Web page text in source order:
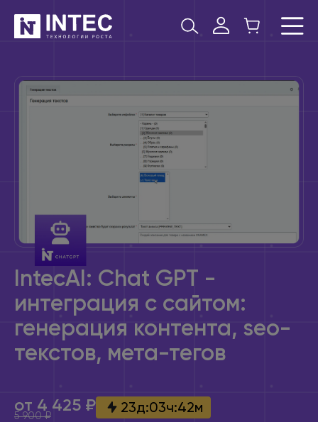
IntecAI: Chat GPT -
интеграция с сайтом:
генерация контента, seo-
текстов, мета-тегов
от 4 425 ₽
5 900 ₽ 23д:03ч:42м